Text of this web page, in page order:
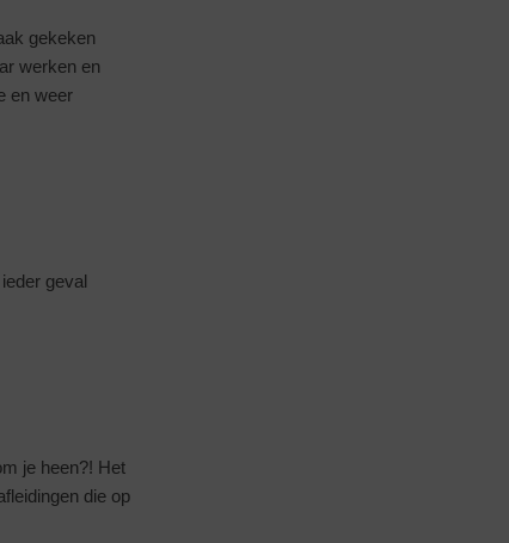
gekeken
werken en
en weer
geval
je heen?! Het
die op